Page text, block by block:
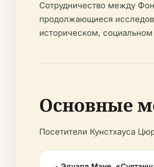
Сотрудничество между
продолжающиеся
историческом,
Основные
Посетители Кунстхауса